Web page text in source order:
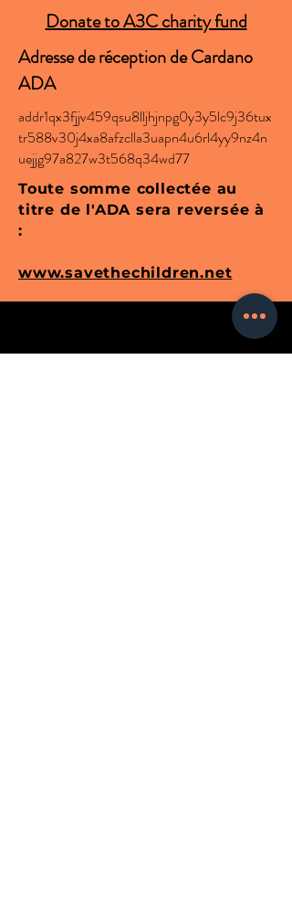
Donate to A3C charity fund
Adresse de réception de Cardano
ADA
addr1qx3fjjv459qsu8lljhjnpg0y3y5lc9j36tux
tr588v30j4xa8afzclla3uapn4u6rl4yy9nz4n
uejjg97a827w3t568q34wd77
Toute somme collectée au
titre de l'ADA sera reversée à
:
www.savethechildren.net
CONTACTEZ-NOUS